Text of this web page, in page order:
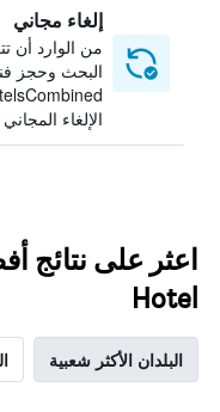
إلغاء مجاني
من الوارد أن
البحث وحجز
الإلغاء المجاني
Hotel
البلدان الأكثر شعبية